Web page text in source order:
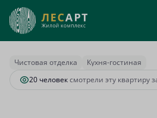
1-комнатная37.65 м
Ипотека от 36 518 руб.
Чистовая отделка
Кухня-гостиная
20 человексмотрели эту квартиру